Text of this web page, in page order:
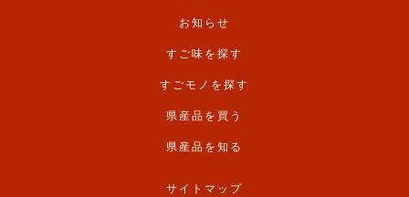
お知らせ
すご味を探す
すごモノを探す
県産品を買う
県産品を知る
サイトマップ